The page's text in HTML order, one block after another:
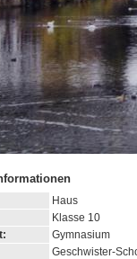
Haus
Klasse 10
Gymnasium
Geschwister-